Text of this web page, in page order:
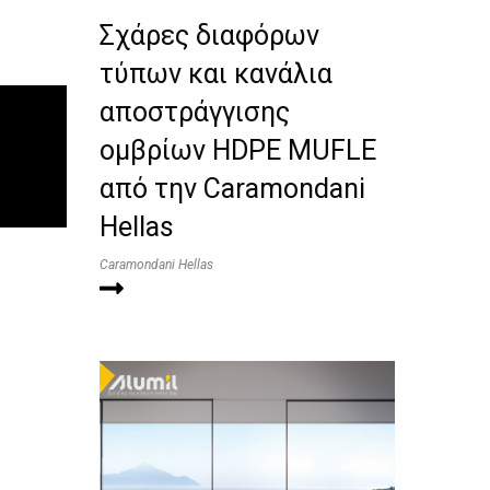
Σχάρες διαφόρων
τύπων και κανάλια
αποστράγγισης
ομβρίων HDPE MUFLE
από την Caramondani
Hellas
Caramondani Hellas